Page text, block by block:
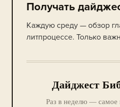
Получать
Каждую среду — обзор
литпроцессе. Только
Дайджест
Раз в неделю — самое